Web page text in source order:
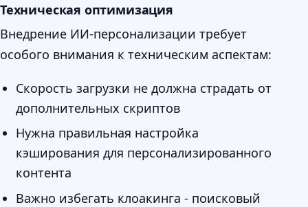
Техническая оптимизация
Внедрение ИИ-персонализации требует
особого внимания к техническим аспектам:
Скорость загрузки не должна страдать от
дополнительных скриптов
Нужна правильная настройка
кэширования для персонализированного
контента
Важно избегать клоакинга - поисковый